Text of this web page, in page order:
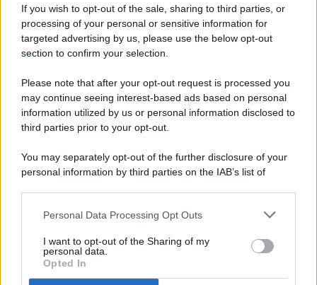
If you wish to opt-out of the sale, sharing to third parties, or
processing of your personal or sensitive information for
targeted advertising by us, please use the below opt-out
section to confirm your selection.
Please note that after your opt-out request is processed you
may continue seeing interest-based ads based on personal
information utilized by us or personal information disclosed to
third parties prior to your opt-out.
You may separately opt-out of the further disclosure of your
personal information by third parties on the IAB’s list of
This information may also be disclosed by us to third parties
disclose it to other third parties.
Personal Data Processing Opt Outs
I want to opt-out of the Sharing of my
personal data.
Opted In
© 2026 - Pianeta Design - P.IVA 04827280654 - Testata
Registrata Al Tribunale Di Nocera Inferiore N. 8/2020 - RG N.
ISCRIZIONE AL ROC N. 35792 – ISCRITTA ALL’ANSO
(ASSOCIAZIONE NAZIONALE STAMPA ONLINE)
PREFERENZE PRIVACY